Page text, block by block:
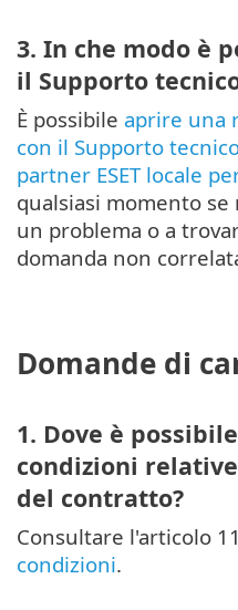
3. In che modo è
il Supporto
È possibile aprire una
con il Supporto tecnico
partner ESET locale
qualsiasi momento
un problema o a
domanda non
Domande di
1. Dove è
condizioni
del contratto?
Consultare l'articolo
condizioni.